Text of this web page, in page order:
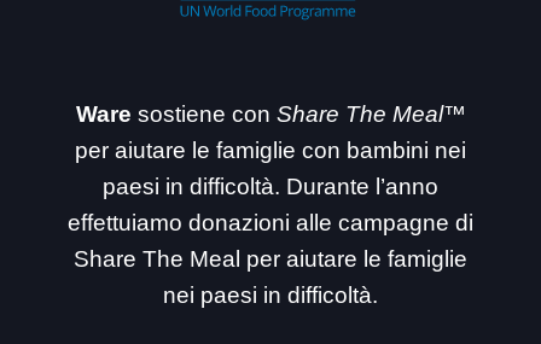
Ware sostiene con Share The Meal™
per aiutare le famiglie con bambini nei
paesi in difficoltà. Durante l’anno
effettuiamo donazioni alle campagne di
Share The Meal per aiutare le famiglie
nei paesi in difficoltà.